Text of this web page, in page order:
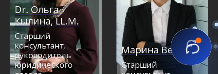
Dr. Ольга
Кылина, LL.M.
Старший
консультант,
руководитель
юридического
Марина Вегер
Старший